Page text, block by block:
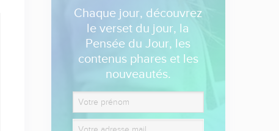
Chaque jour, découvrez
le verset du jour, la
Pensée du Jour, les
contenus phares et les
nouveautés.